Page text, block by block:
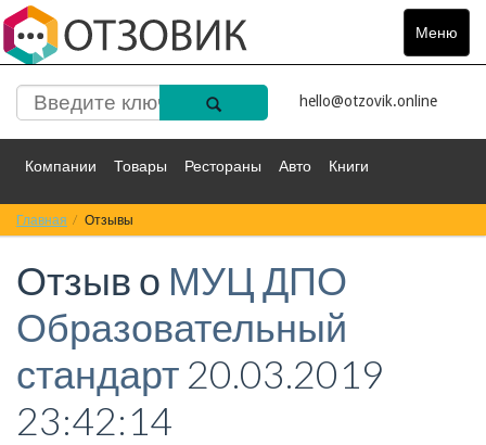
Меню
Toggle
hello@otzovik.online
Компании Товары Рестораны Авто Книги
Спорт Фильмы
Красота Здоровье Остальное
Главная Отзывы
Отзыв о МУЦ ДПО
Образовательный
стандарт 20.03.2019
23:42:14